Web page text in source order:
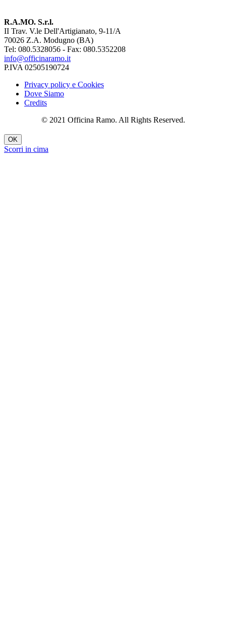
R.A.MO. S.r.l.
II Trav. V.le Dell'Artigianato, 9-11/A
70026 Z.A. Modugno (BA)
Tel: 080.5328056 - Fax: 080.5352208
info@officinaramo.it
P.IVA 02505190724
Privacy policy e Cookies
Dove Siamo
Credits
© 2021 Officina Ramo. All Rights Reserved.
OK
Scorri in cima